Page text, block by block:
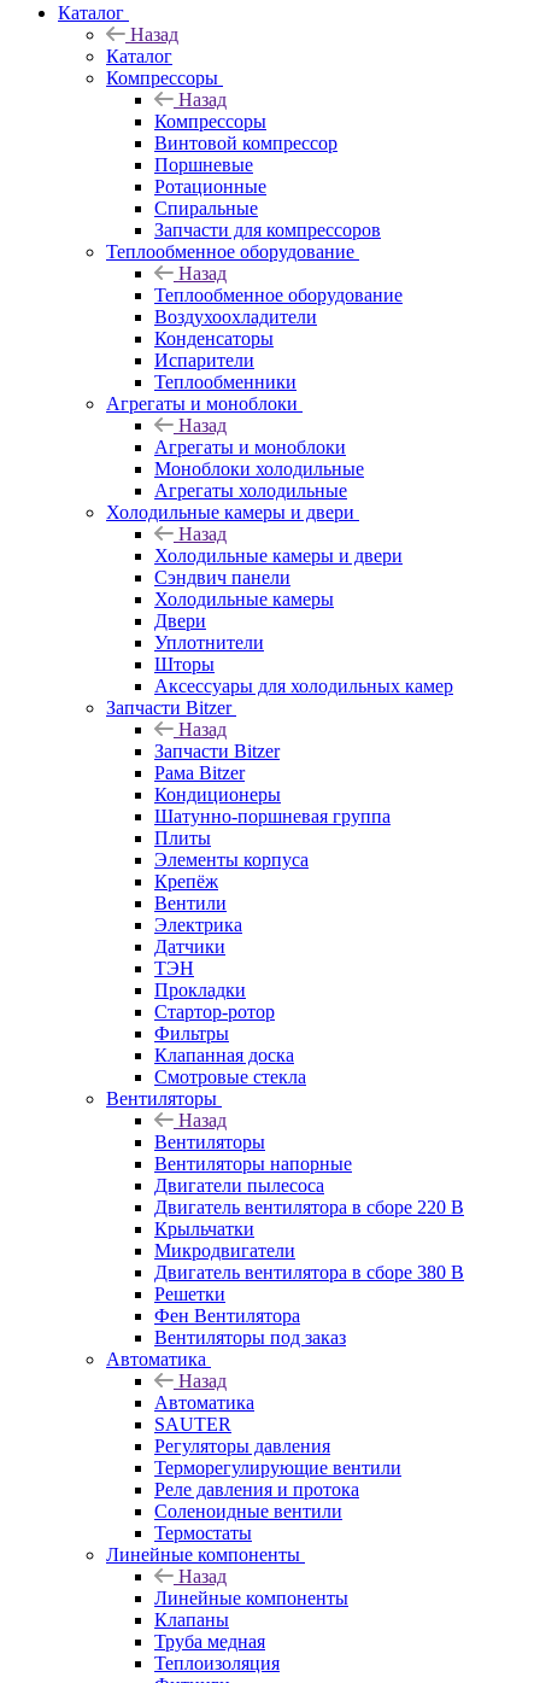
Каталог
Назад
Каталог
Компрессоры
Назад
Компрессоры
Винтовой компрессор
Поршневые
Ротационные
Спиральные
Запчасти для компрессоров
Теплообменное оборудование
Назад
Теплообменное оборудование
Воздухоохладители
Конденсаторы
Испарители
Теплообменники
Агрегаты и моноблоки
Назад
Агрегаты и моноблоки
Моноблоки холодильные
Агрегаты холодильные
Холодильные камеры и двери
Назад
Холодильные камеры и двери
Сэндвич панели
Холодильные камеры
Двери
Уплотнители
Шторы
Аксессуары для холодильных камер
Запчасти Bitzer
Назад
Запчасти Bitzer
Рама Bitzer
Кондиционеры
Шатунно-поршневая группа
Плиты
Элементы корпуса
Крепёж
Вентили
Электрика
Датчики
ТЭН
Прокладки
Стартор-ротор
Фильтры
Клапанная доска
Смотровые стекла
Вентиляторы
Назад
Вентиляторы
Вентиляторы напорные
Двигатели пылесоса
Двигатель вентилятора в сборе 220 В
Крыльчатки
Микродвигатели
Двигатель вентилятора в сборе 380 В
Решетки
Фен Вентилятора
Вентиляторы под заказ
Автоматика
Назад
Автоматика
SAUTER
Регуляторы давления
Терморегулирующие вентили
Реле давления и протока
Соленоидные вентили
Термостаты
Линейные компоненты
Назад
Линейные компоненты
Клапаны
Труба медная
Теплоизоляция